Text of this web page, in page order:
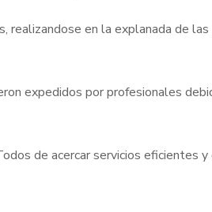
en la explanada de
expedidos por profesionales
de acercar servicios eficientes